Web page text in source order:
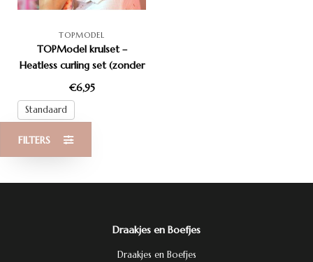
FILTERS
TOPMODEL
TOPModel krulset –
Heatless curling set (zonder
warmte)
€6,95
Standaard
Draakjes en Boefjes
Draakjes en Boefjes